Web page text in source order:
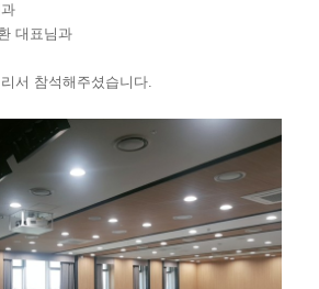
과
대표님과
서 참석해주셨습니다.